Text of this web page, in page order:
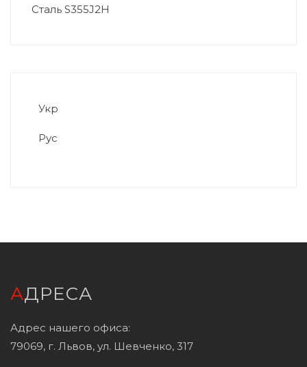
Сталь S355J2H
Укр
Рус
АДРЕСА
Адрес нашего офиса:
79069, г. Львов, ул. Шевченко, 317